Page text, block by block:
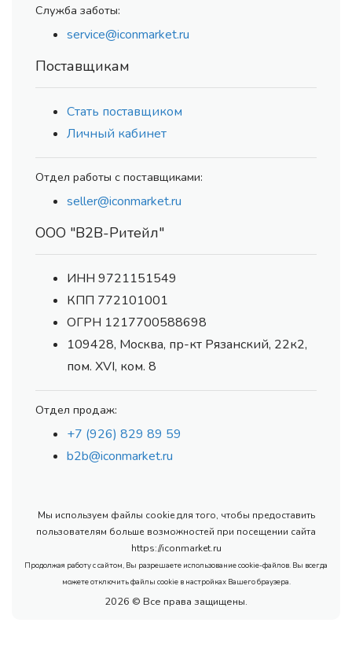
Служба заботы:
service@iconmarket.ru
Поставщикам
Стать поставщиком
Личный кабинет
Отдел работы с поставщиками:
seller@iconmarket.ru
ООО "В2В-Ритейл"
ИНН 9721151549
КПП 772101001
ОГРН 1217700588698
109428, Москва, пр-кт Рязанский, 22к2,
пом. XVI, ком. 8
Отдел продаж:
+7 (926) 829 89 59
b2b@iconmarket.ru
Мы используем файлы cookie для того, чтобы предоставить
пользователям больше возможностей при посещении сайта
https://iconmarket.ru
Продолжая работу с сайтом, Вы разрешаете использование cookie-файлов. Вы всегда
можете отключить файлы cookie в настройках Вашего браузера.
2026 © Все права защищены.